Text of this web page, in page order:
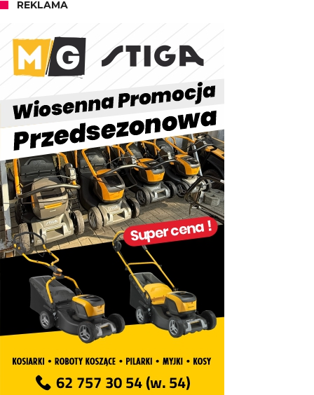
REKLAMA